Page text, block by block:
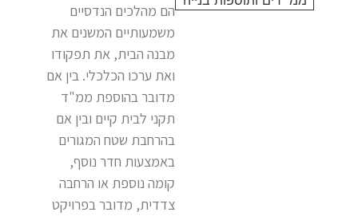
הם מהלכים הנדסיים
משמעותיים המשנים את
מבנה הבית, את תפקודו
ואת ערכו הכלכלי. בין אם
מדובר בהוספת ממ"ד
תקני לבית קיים ובין אם
בהרחבת שטח המגורים
באמצעות חדר נוסף,
קומה נוספת או הרחבה
צדדית, מדובר בפרויקט